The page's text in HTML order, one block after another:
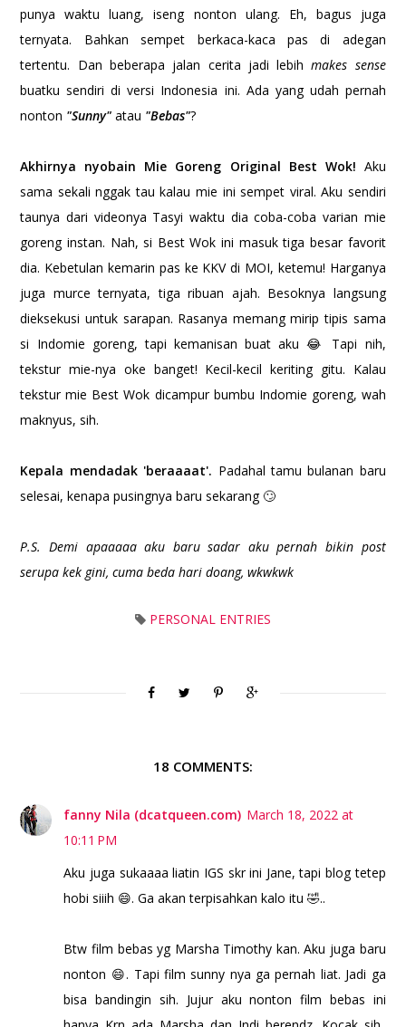
punya waktu luang, iseng nonton ulang. Eh, bagus juga
ternyata. Bahkan sempet berkaca-kaca pas di adegan
tertentu. Dan beberapa jalan cerita jadi lebihmakes sense
buatku sendiri di versi Indonesia ini. Ada yang udah pernah
nonton "Sunny" atau "Bebas"?
Akhirnya nyobain Mie Goreng Original Best Wok! Aku
sama sekali nggak tau kalau mie ini sempet viral. Aku sendiri
taunya dari videonya Tasyi waktu dia coba-coba varian mie
goreng instan. Nah, si Best Wok ini masuk tiga besar favorit
dia. Kebetulan kemarin pas ke KKV di MOI, ketemu! Harganya
juga murce ternyata, tiga ribuan ajah. Besoknya langsung
dieksekusi untuk sarapan. Rasanya memang mirip tipis sama
si Indomie goreng, tapi kemanisan buat aku 😂 Tapi nih,
tekstur mie-nya oke banget! Kecil-kecil keriting gitu. Kalau
tekstur mie Best Wok dicampur bumbu Indomie goreng, wah
maknyus, sih.
Kepala mendadak 'beraaaat'. Padahal tamu bulanan baru
selesai, kenapa pusingnya baru sekarang 🙄
P.S. Demi apaaaaa aku baru sadar aku pernah bikin post
serupa kek gini, cuma beda hari doang, wkwkwk
PERSONAL ENTRIES
18 COMMENTS:
fanny Nila (dcatqueen.com) March 18, 2022 at
10:11 PM
Aku juga sukaaaa liatin IGS skr ini Jane, tapi blog tetep
hobi siiih 😄. Ga akan terpisahkan kalo itu 🤣..
Btw film bebas yg Marsha Timothy kan. Aku juga baru
nonton 😄. Tapi film sunny nya ga pernah liat. Jadi ga
bisa bandingin sih. Jujur aku nonton film bebas ini